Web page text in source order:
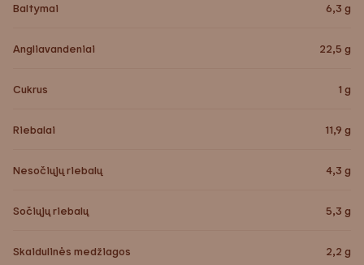
Baltymai 6,3 g
Angliavandeniai 22,5 g
Cukrus 1 g
Riebalai 11,9 g
Nesočiųjų riebalų 4,3 g
Sočiųjų riebalų 5,3 g
Skaidulinės medžiagos 2,2 g